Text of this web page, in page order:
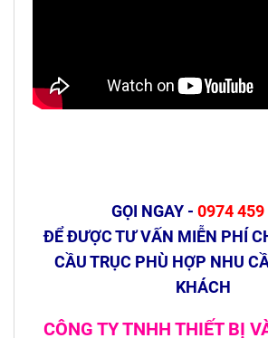
GỌI NGAY - 0974 459
ĐỂ ĐƯỢC TƯ VẤN MIỄN PHÍ
CẦU TRỤC PHÙ HỢP NHU
KHÁCH
CÔNG TY TNHH THIẾT BỊ